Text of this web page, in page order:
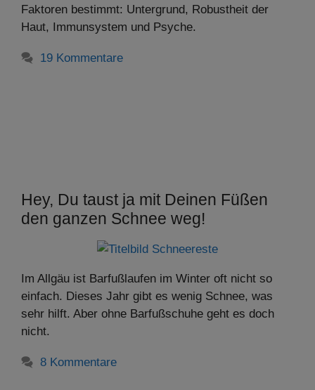
Faktoren bestimmt: Untergrund, Robustheit der
Haut, Immunsystem und Psyche.
19 Kommentare
Hey, Du taust ja mit Deinen Füßen
den ganzen Schnee weg!
Im Allgäu ist Barfußlaufen im Winter oft nicht so
einfach. Dieses Jahr gibt es wenig Schnee, was
sehr hilft. Aber ohne Barfußschuhe geht es doch
nicht.
8 Kommentare